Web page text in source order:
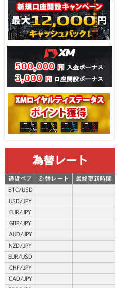
為替レート
通貨ペア 為替レート 最終更新時間
BTC/USD
USD/JPY
EUR/JPY
GBP/JPY
AUD/JPY
NZD/JPY
EUR/USD
CHF/JPY
CAD/JPY